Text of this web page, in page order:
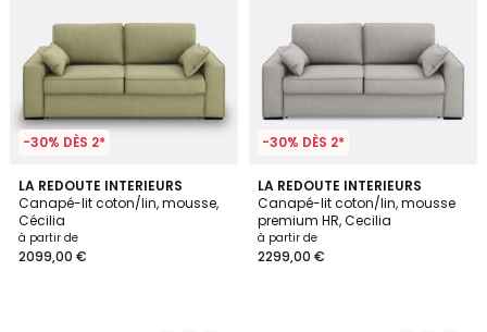
-30% DÈS 2*
LA REDOUTE INTERIEURS
Canapé-lit coton/lin, mousse,
Cécilia
à partir de
2099,00 €
3
Couleurs
-30% DÈS 2*
LA REDOUTE INTERIEURS
Canapé-lit coton/lin, mousse
premium HR, Cecilia
à partir de
2299,00 €
3
Couleurs